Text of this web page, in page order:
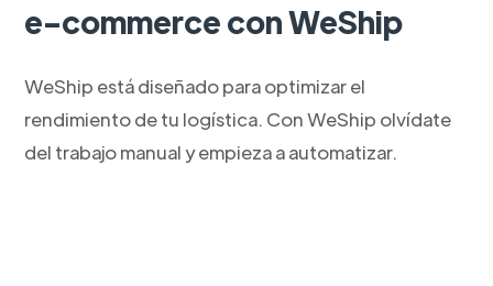
e-commerce con WeShip
WeShip está diseñado para optimizar el
rendimiento de tu logística. Con WeShip olvídate
del trabajo manual y empieza a automatizar.